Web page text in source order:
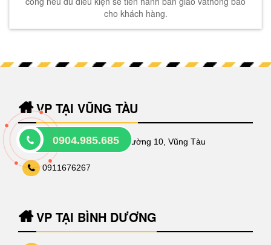
cho khách hàng.
VP TẠI VŨNG TÀU
225/3 Lưu Chí Hiếu, Phường 10, Vũng Tàu
0911676267
VP TẠI BÌNH DƯƠNG
0904.985.685